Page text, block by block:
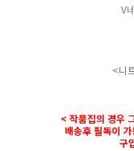
V
<니
< 작품집의 경우
배송후 필독이
구